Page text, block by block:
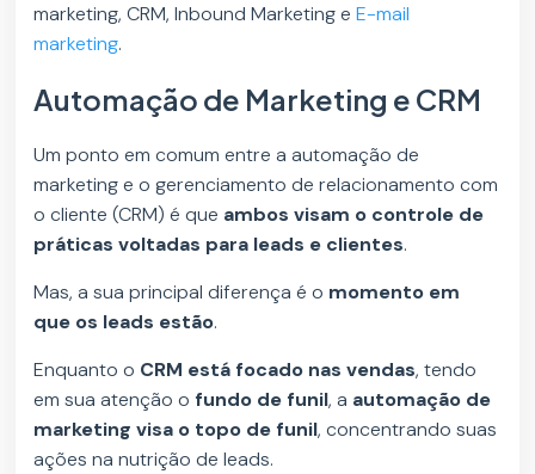
marketing, CRM, Inbound Marketing eE-mail
marketing.
Automação de Marketing e CRM
Um ponto em comum entre a automação de
marketing e o gerenciamento de relacionamento com
o cliente (CRM) é que ambos visam o controle de
práticas voltadas para leads e clientes.
Mas, a sua principal diferença é o momento em
que os leads estão.
Enquanto o CRM está focado nas vendas, tendo
em sua atenção o fundo de funil, a automação de
marketing visa o topo de funil, concentrando suas
ações na nutrição de leads.